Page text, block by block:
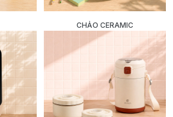
CHẢO CERAMIC